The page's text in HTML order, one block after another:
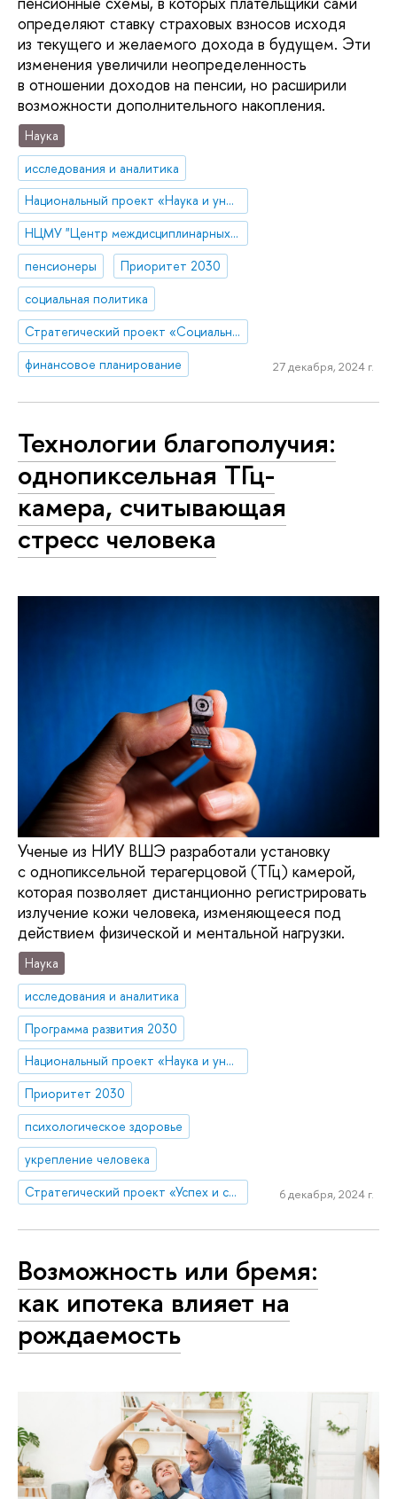
определяют ставку страховых взносов исходя
из текущего и желаемого дохода в будущем. Эти
изменения увеличили неопределенность
в отношении доходов на пенсии, но расширили
возможности дополнительного накопления.
Наука
исследования и аналитика
Национальный проект «Наука и университеты»
НЦМУ "Центр междисциплинарных исследований человеческого потенциала"
пенсионеры
Приоритет 2030
социальная политика
Стратегический проект «Социальная политика устойчивого развития и инклюзивного экономического роста»
финансовое планирование
27 декабря, 2024 г.
Технологии благополучия:
однопиксельная ТГц-
камера, считывающая
стресс человека
Ученые из НИУ ВШЭ разработали установку
с однопиксельной терагерцовой (ТГц) камерой,
которая позволяет дистанционно регистрировать
излучение кожи человека, изменяющееся под
действием физической и ментальной нагрузки.
Наука
исследования и аналитика
Программа развития 2030
Национальный проект «Наука и университеты»
Приоритет 2030
психологическое здоровье
укрепление человека
Стратегический проект «Успех и самостоятельность человека в меняющемся мире»
6 декабря, 2024 г.
Возможность или бремя:
как ипотека влияет на
рождаемость